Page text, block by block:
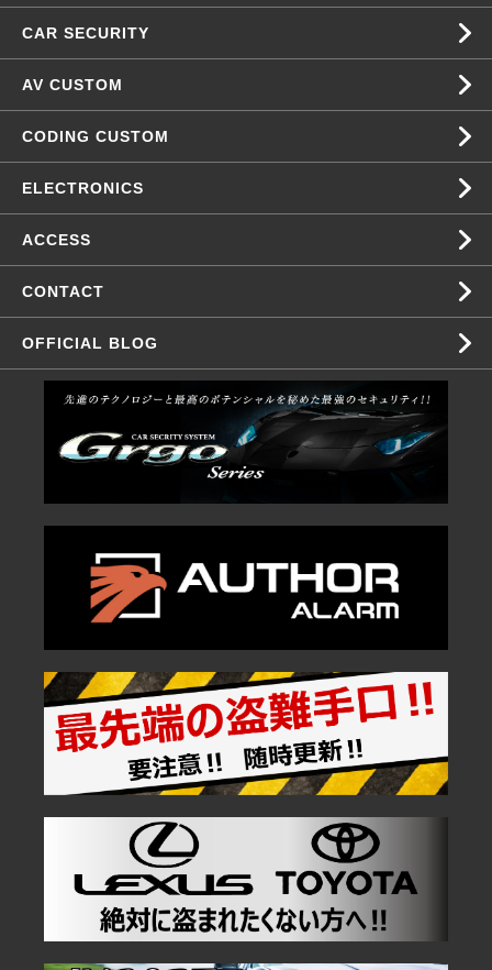
CAR SECURITY
AV CUSTOM
CODING CUSTOM
ELECTRONICS
ACCESS
CONTACT
OFFICIAL BLOG